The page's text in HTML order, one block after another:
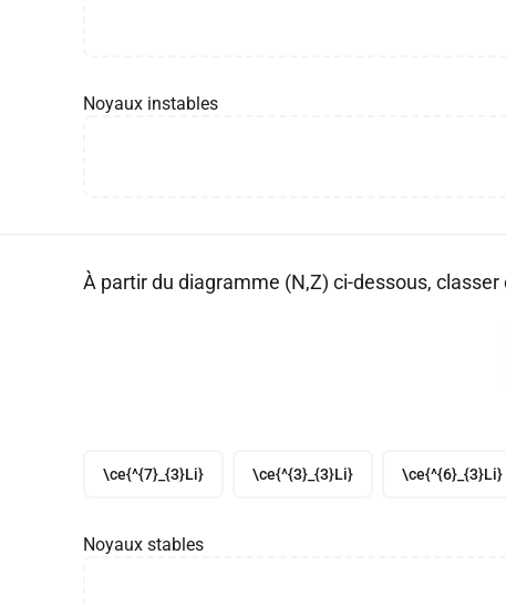
Noyaux instables
À partir du diagramme (N,Z) ci-dessous,
\ce{^{7}_{3}Li} \ce{^{3}_{3}Li} \ce{^{6}_{3}Li}
Noyaux stables